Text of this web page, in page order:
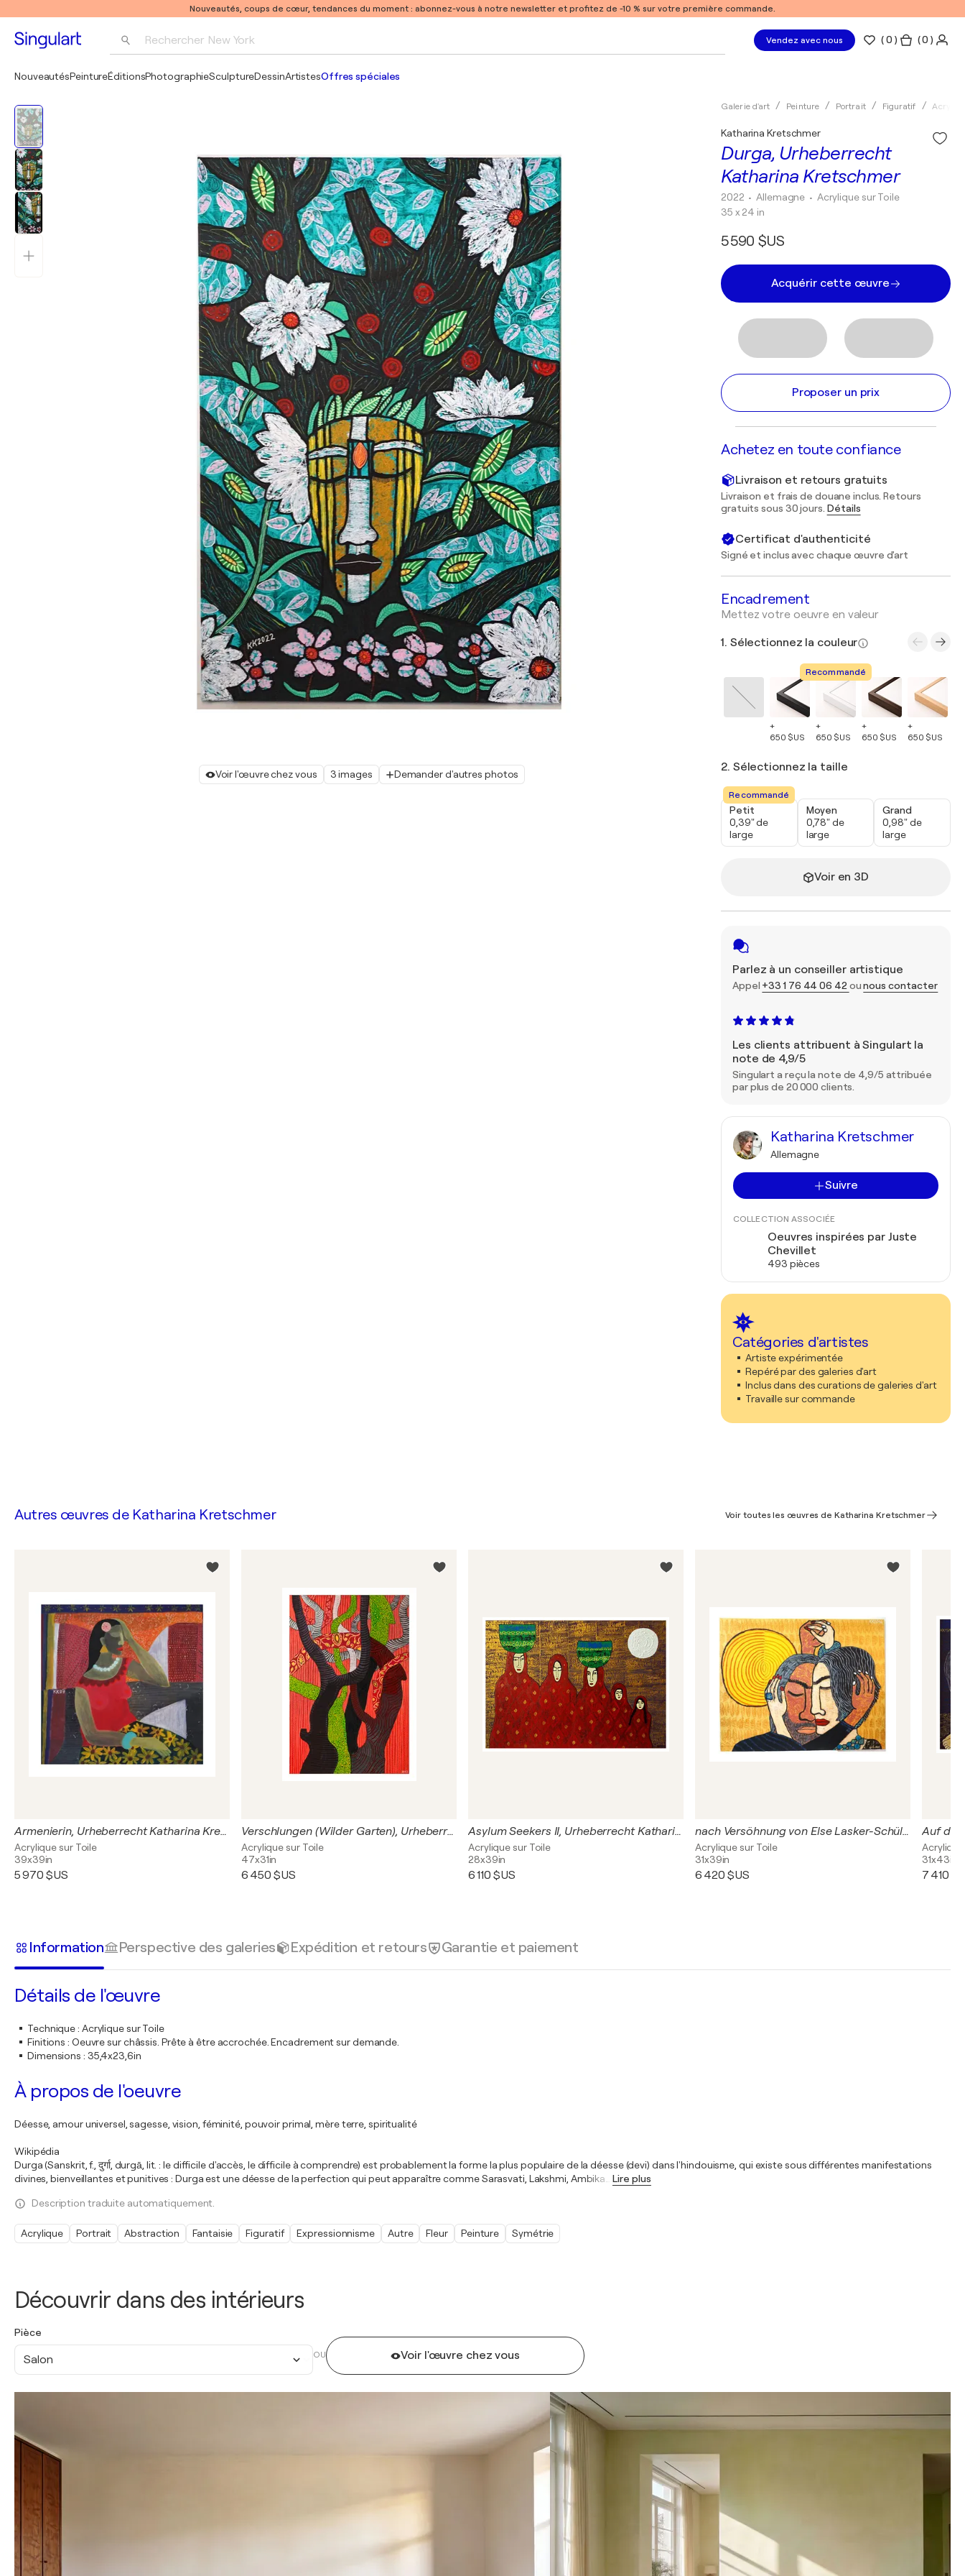
Nouveautés, coups de cœur, tendances du moment : abonnez-vous à notre newsletter et profitez de -10 % sur votre première commande.
Rechercher New York Vendez avec nous (0 ) ( 0 )
NouveautésPeintureÉditionsPhotographieSculptureDessinArtistesOffres spéciales
Voir l'œuvre chez vous 3 images Demander d'autres photos
Galerie d'art Peinture Portrait Figuratif
Durga, Urheberrecht
Katharina Kretschmer
Katharina Kretschmer
2022 • Allemagne • Acrylique sur Toile
35 x 24 in
5 590 $US
Acquérir cette œuvre
Proposer un prix
Achetez en toute confiance
Livraison et retours gratuits
Livraison et frais de douane inclus. Retours
gratuits sous 30 jours. Détails
Certificat d'authenticité
Signé et inclus avec chaque œuvre d'art
Encadrement
Mettez votre oeuvre en valeur
1. Sélectionnez la couleur
+
650 $US
Recommandé
+
650 $US
+
650 $US
+
650 $US
2. Sélectionnez la taille
Recommandé
Petit
0,39" de
large
Moyen
0,78" de
large
Grand
0,98" de
large
Voir en 3D
Parlez à un conseiller artistique
Appel +33 1 76 44 06 42 ounous contacter
Les clients attribuent à Singulart la
note de 4,9/5
Singulart a reçu la note de 4,9/5 attribuée
par plus de 20 000 clients.
Katharina Kretschmer
Allemagne
Suivre
COLLECTION ASSOCIÉE
Oeuvres inspirées par Juste
Chevillet
493 pièces
Catégories d'artistes
Artiste expérimentée
Repéré par des galeries d'art
Inclus dans des curations de galeries d'art
Travaille sur commande
Découvrir dans des intérieurs
Pièce
Salon OU Voir l'œuvre chez vous
Autres œuvres de Katharina Kretschmer Voir toutes les œuvres de Katharina Kretschmer
Armenierin, Urheberrecht Katharina Kretschmer
Acrylique sur Toile
39x39in
5 970 $US
Verschlungen (Wilder Garten), Urheberrecht Katharina Kretschmer
Acrylique sur Toile
47x31in
6 450 $US
Asylum Seekers II, Urheberrecht Katharina Kretschmer
Acrylique sur Toile
28x39in
6 110 $US
nach Versöhnung von Else Lasker-Schüler, Urheberrecht Katharina Kretschmer
Acrylique sur Toile
31x39in
6 420 $US
31x43in
7 410
Information Perspective des galeries Expédition et retours Garantie et paiement
Détails de l'œuvre
Technique: Acrylique sur Toile
Finitions : Oeuvre sur châssis. Prête à être accrochée. Encadrement sur demande.
Dimensions : 35,4x23,6in
À propos de l'oeuvre
Déesse, amour universel, sagesse, vision, féminité, pouvoir primal, mère terre, spiritualité
Wikipédia
Durga (Sanskrit, f., दुर्गा, durgā, lit. : le difficile d'accès, le difficile à comprendre) est probablement la forme la plus populaire de la déesse (devi) dans l'hindouisme, qui existe sous différentes manifestations
divines, bienveillantes et punitives : Durga est une déesse de la perfection qui peut apparaître comme Sarasvati, Lakshmi, Ambika
Lire plus
Description traduite automatiquement.
Acrylique Portrait Abstraction Fantaisie Figuratif Expressionnisme Autre Fleur Peinture Symétrie